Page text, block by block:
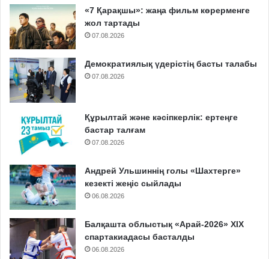
«7 Қарақшы»: жаңа фильм көрерменге
жол тартады
07.08.2026
Демократиялық үдерістің басты талабы
07.08.2026
Құрылтай және кәсіпкерлік: ертеңге
бастар талғам
07.08.2026
Андрей Ульшиннің голы «Шахтерге»
кезекті жеңіс сыйлады
06.08.2026
Балқашта облыстық «Арай-2026» XIX
спартакиадасы басталды
06.08.2026